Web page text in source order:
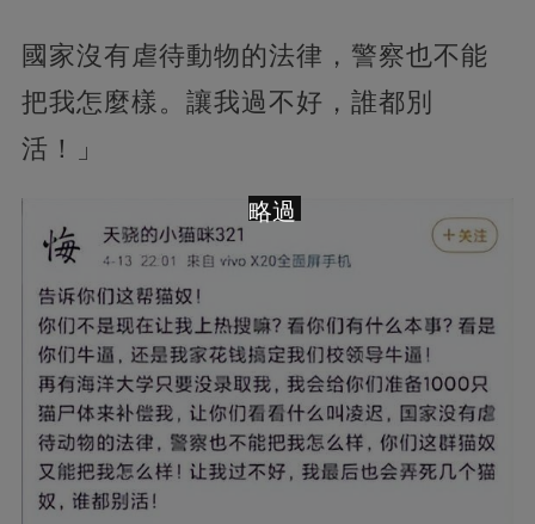
國家沒有虐待動物的法律，警察也不能
把我怎麼樣。讓我過不好，誰都別
活！」
略過